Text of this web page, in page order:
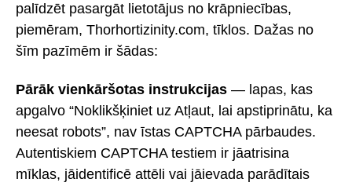
palīdzēt pasargāt lietotājus no krāpniecības,
piemēram, Thorhortizinity.com, tīklos. Dažas no
šīm pazīmēm ir šādas:
Pārāk vienkāršotas instrukcijas — lapas, kas
apgalvo “Noklikšķiniet uz Atļaut, lai apstiprinātu, ka
neesat robots”, nav īstas CAPTCHA pārbaudes.
Autentiskiem CAPTCHA testiem ir jāatrisina
mīklas, jāidentificē attēli vai jāievada parādītais